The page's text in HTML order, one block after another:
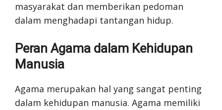
masyarakat dan memberikan pedoman
dalam menghadapi tantangan hidup.
Peran Agama dalam Kehidupan
Manusia
Agama merupakan hal yang sangat penting
dalam kehidupan manusia. Agama memiliki